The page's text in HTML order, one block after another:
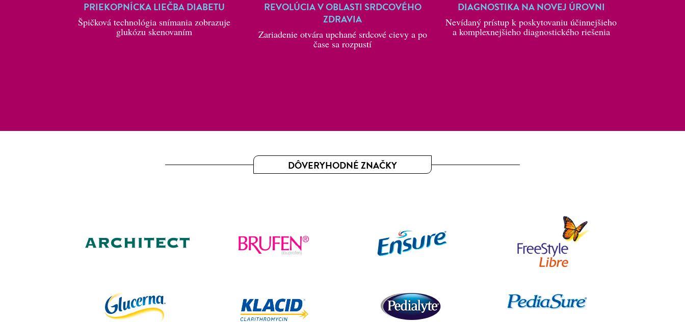
PRIEKOPNÍCKA LIEČBA DIABETU
Špičková technológia snímania zobrazuje
glukózu skenovaním
REVOLÚCIA V OBLASTI SRDCOVÉHO
ZDRAVIA
Zariadenie otvára upchané srdcové cievy a po
čase sa rozpustí
DIAGNOSTIKA NA NOVEJ ÚROVNI
Nevídaný prístup k poskytovaniu účinnejšieho
a komplexnejšieho diagnostického riešenia
DÔVERYHODNÉ ZNAČKY